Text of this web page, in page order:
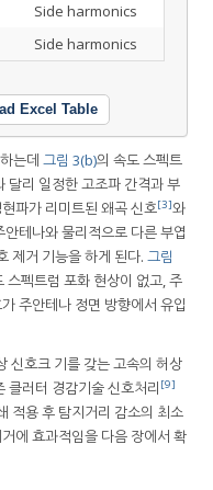
Side harmonics
Side harmonics
Excel Table
는데 그림 3(b)의 속도 스펙트
달리 일정한 고조파 간격과 부
파가 리미트된 왜곡 신호[3]와
테나와 물리적으로 다른 부엽
제거 기능을 하게 된다. 그림
스펙트럼 포화 현상이 없고, 주
주안테나 정면 방향에서 유입
신호크 기를 갖는 고속의 허상
클러터 경감기술 신호처리 [9]
적용 후 탐지거리 감소의 최소
에 효과적임을 다음 장에서 확